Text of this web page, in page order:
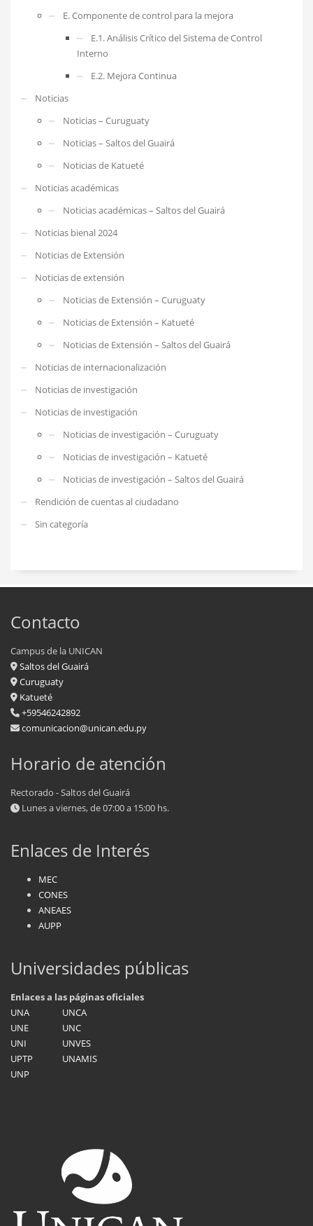
E. Componente de control para la mejora
E.1. Análisis Crítico del Sistema de Control
Interno
E.2. Mejora Continua
Noticias
Noticias – Curuguaty
Noticias – Saltos del Guairá
Noticias de Katueté
Noticias académicas
Noticias académicas – Saltos del Guairá
Noticias bienal 2024
Noticias de Extensión
Noticias de extensión
Noticias de Extensión – Curuguaty
Noticias de Extensión – Katueté
Noticias de Extensión – Saltos del Guairá
Noticias de internacionalización
Noticias de investigación
Noticias de investigación
Noticias de investigación – Curuguaty
Noticias de investigación – Katueté
Noticias de investigación – Saltos del Guairá
Rendición de cuentas al ciudadano
Sin categoría
Contacto
Campus de la UNICAN
Saltos del Guairá
Curuguaty
Katueté
+59546242892
comunicacion@unican.edu.py
Horario de atención
Rectorado - Saltos del Guairá
Lunes a viernes, de 07:00 a 15:00 hs.
Enlaces de Interés
MEC
CONES
ANEAES
AUPP
Universidades públicas
Enlaces a las páginas oficiales
UNA
UNCA
UNE
UNC
UNI
UNVES
UPTP
UNAMIS
UNP